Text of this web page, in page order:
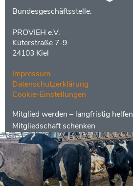
Kontakt
Bundesgeschäftsstelle:
PROVIEH e.V.
Küterstraße 7-9
24103 Kiel
Impressum
Datenschutzerklärung
Cookie-Einstellungen
Menüs
Footer
2
Mitglied werden – langfristig helfen
Mitgliedschaft schenken
Kontakt
Social
Media